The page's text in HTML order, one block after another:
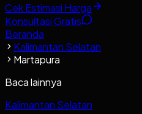
Cek Estimasi Harga
Konsultasi Gratis
Beranda
Kalimantan Selatan
Martapura
Baca lainnya
Kalimantan Selatan